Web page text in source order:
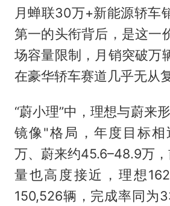
月蝉联30万+新能源轿车
第一的头衔背后，是这一
场容量限制，月销突破万
在豪华轿车赛道几乎无从
“蔚小理”中，理想与蔚来
镜像"格局，年度目标
万、蔚来约45.6–48.9万
量也高度接近，理想
150,526辆，完成率同为